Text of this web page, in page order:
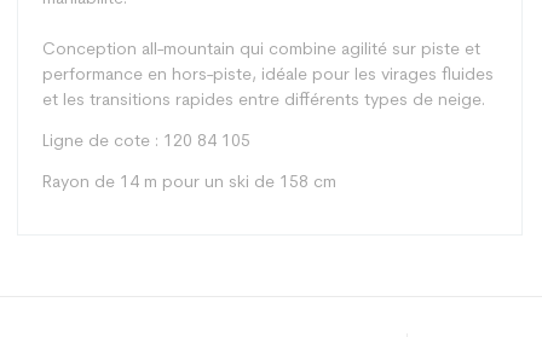
Conception all-mountain qui combine agilité sur piste et
performance en hors-piste, idéale pour les virages fluides
et les transitions rapides entre différents types de neige.
Ligne de cote : 120 84 105
Rayon de 14 m pour un ski de 158 cm